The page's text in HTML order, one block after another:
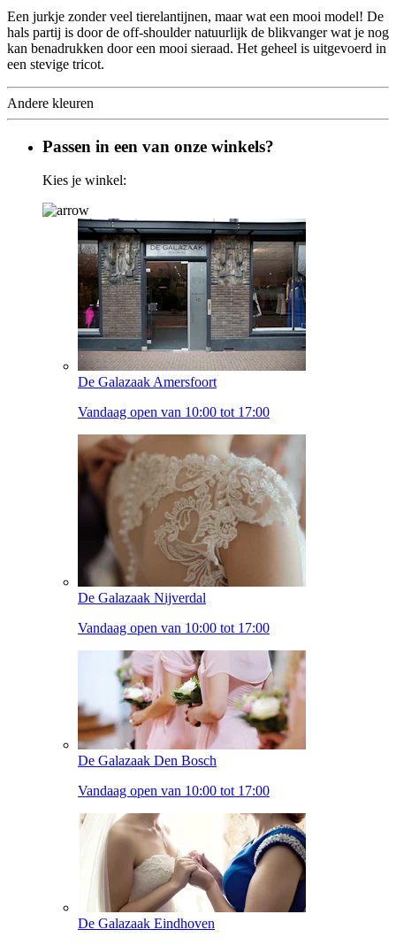
Een jurkje zonder veel tierelantijnen, maar wat een mooi model! De
hals partij is door de off-shoulder natuurlijk de blikvanger wat je nog
kan benadrukken door een mooi sieraad. Het geheel is uitgevoerd in
een stevige tricot.
Andere kleuren
Passen in een van onze winkels?
Kies je winkel:
De Galazaak Amersfoort
Vandaag open van 10:00 tot 17:00
De Galazaak Nijverdal
Vandaag open van 10:00 tot 17:00
De Galazaak Den Bosch
Vandaag open van 10:00 tot 17:00
De Galazaak Eindhoven